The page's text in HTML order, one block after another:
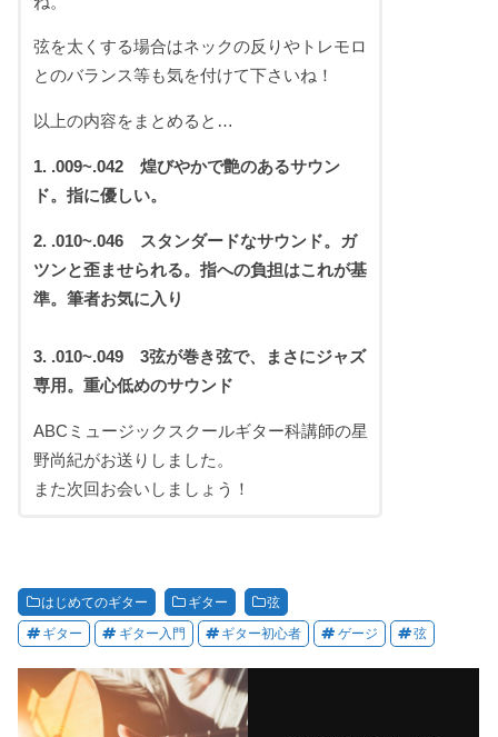
弦を太くする場合はネックの反りやトレモロ
とのバランス等も気を付けて下さいね！
以上の内容をまとめると…
1. .009~.042 煌びやかで艶のあるサウン
ド。指に優しい。
2. .010~.046 スタンダードなサウンド。ガ
ツンと歪ませられる。指への負担はこれが基
準。筆者お気に入り
3. .010~.049 3弦が巻き弦で、まさにジャズ
専用。重心低めのサウンド
ABCミュージックスクールギター科講師の星
野尚紀がお送りしました。
また次回お会いしましょう！
はじめてのギター ギター 弦
ギター ギター入門 ギター初心者 ゲージ 弦